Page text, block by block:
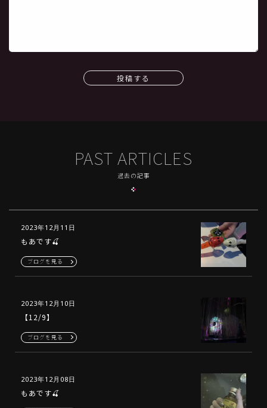
投稿する
PAST ARTICLES
過去の記事
2023年12月11日
もあです🍒
ブログを見る
2023年12月10日
【12/9】
ブログを見る
2023年12月08日
もあです🍒